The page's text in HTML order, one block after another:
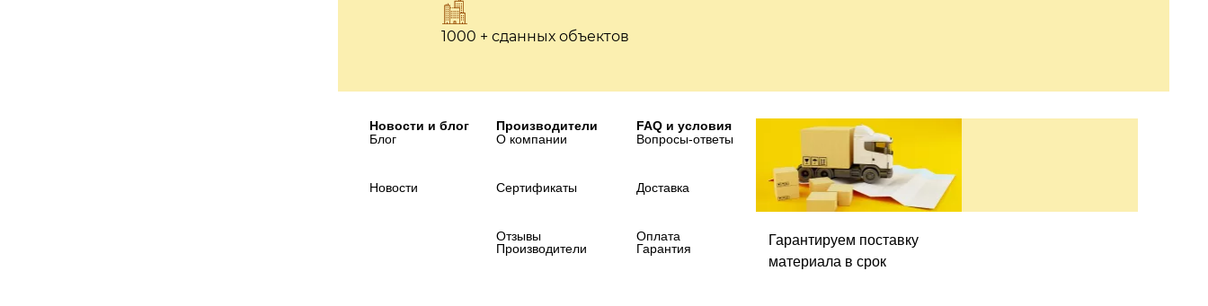
1000 + сданных объектов
Новости и блог
Блог
Новости
Производители
О компании
Сертификаты
Отзывы
Производители
FAQ и условия
Вопросы-ответы
Доставка
Оплата
Гарантия
Гарантируем поставку
материала в срок